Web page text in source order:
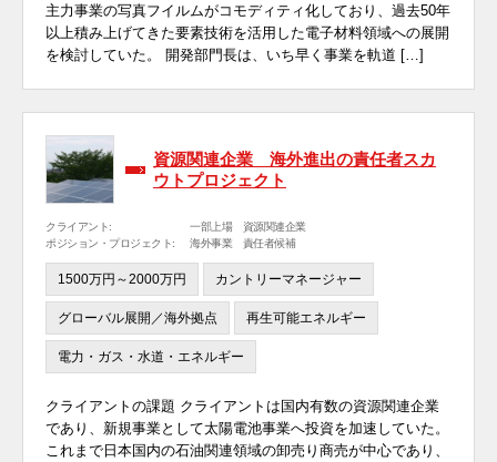
主力事業の写真フイルムがコモディティ化しており、過去50年
以上積み上げてきた要素技術を活用した電子材料領域への展開
を検討していた。 開発部門長は、いち早く事業を軌道 […]
資源関連企業 海外進出の責任者スカ
ウトプロジェクト
クライアント:
一部上場 資源関連企業
ポジション・プロジェクト:
海外事業 責任者候補
1500万円～2000万円 カントリーマネージャー
グローバル展開／海外拠点 再生可能エネルギー
電力・ガス・水道・エネルギー
クライアントの課題 クライアントは国内有数の資源関連企業
であり、新規事業として太陽電池事業へ投資を加速していた。
これまで日本国内の石油関連領域の卸売り商売が中心であり、